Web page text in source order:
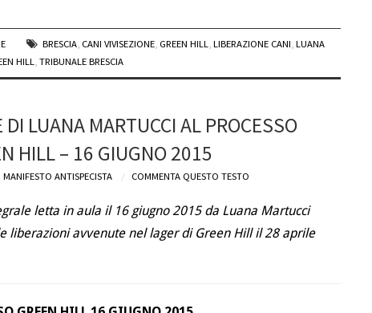
BRESCIA, CANI VIVISEZIONE, GREEN HILL,LIBERAZIONE CANI,LUANA
HILL, TRIBUNALE BRESCIA
LUANA MARTUCCI AL PROCESSO
HILL – 16 GIUGNO 2015
MANIFESTO ANTISPECISTA COMMENTA QUESTO TESTO
letta in aula il 16 giugno 2015 da Luana Martucci
liberazioni avvenute nel lager di Green Hill il 28 aprile